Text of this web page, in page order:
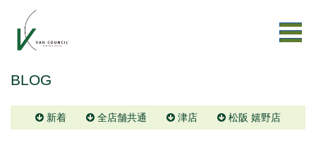
BLOG
新着 全店舗共通 津店 松阪 嬉野店